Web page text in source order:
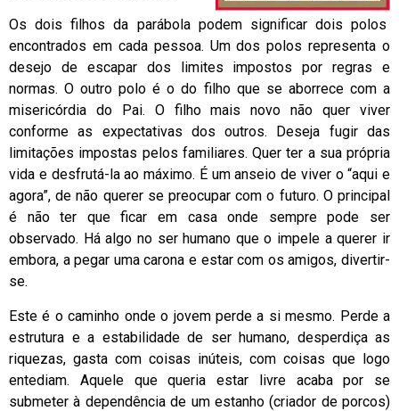
Os dois filhos da parábola podem significar dois polos
encontrados em cada pessoa. Um dos polos representa o
desejo de escapar dos limites impostos por regras e
normas. O outro polo é o do filho que se aborrece com a
misericórdia do Pai. O filho mais novo não quer viver
conforme as expectativas dos outros. Deseja fugir das
limitações impostas pelos familiares. Quer ter a sua própria
vida e desfrutá-la ao máximo. É um anseio de viver o “aqui e
agora”, de não querer se preocupar com o futuro. O principal
é não ter que ficar em casa onde sempre pode ser
observado. Há algo no ser humano que o impele a querer ir
embora, a pegar uma carona e estar com os amigos, divertir-
se.
Este é o caminho onde o jovem perde a si mesmo. Perde a
estrutura e a estabilidade de ser humano, desperdiça as
riquezas, gasta com coisas inúteis, com coisas que logo
entediam. Aquele que queria estar livre acaba por se
submeter à dependência de um estanho (criador de porcos)